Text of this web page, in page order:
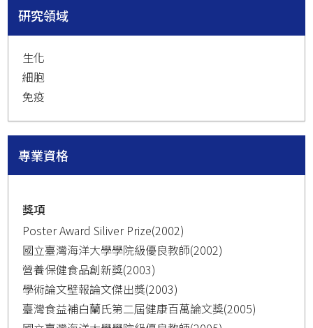
研究領域
生化
細胞
免疫
專業資格
獎項
Poster Award Siliver Prize(2002)
國立臺灣海洋大學學院級優良教師(2002)
營養保健食品創新獎(2003)
學術論文壁報論文傑出獎(2003)
臺灣食益補白蘭氏第二屆健康百萬論文獎(2005)